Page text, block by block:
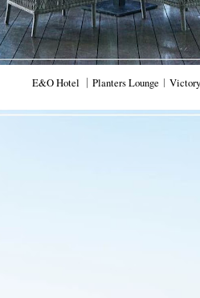
E&O Hotel ｜Planters